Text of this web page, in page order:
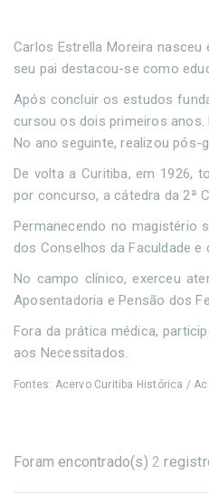
Carlos Estrella Moreira
seu pai destacou-se como
Após concluir os estudos
cursou os dois primeiros anos.
No ano seguinte, realizou pós-
De volta a Curitiba, em 1926,
por concurso, a cátedra da 2ª
Permanecendo no magistério
dos Conselhos da Faculdade e
No campo clínico, exerceu
Aposentadoria e Pensão dos
Fora da prática médica,
aos Necessitados.
Fontes: Acervo Curitiba Histórica /
Foram encontrado(s) 2